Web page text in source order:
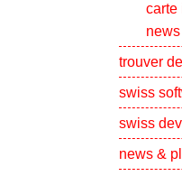
carte
trouver
swiss
swiss
news &